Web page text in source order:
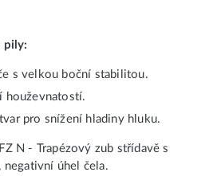
pily:
s velkou boční stabilitou.
houževnatostí.
pro snížení hladiny hluku.
N - Trapézový zub střídavě s
negativní úhel čela.